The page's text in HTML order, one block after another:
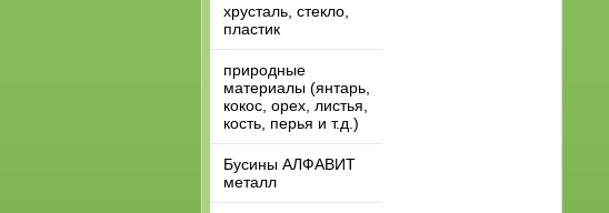
хрусталь, стекло,
пластик
природные
материалы (янтарь,
кокос, орех, листья,
кость, перья и т.д.)
Бусины АЛФАВИТ
металл